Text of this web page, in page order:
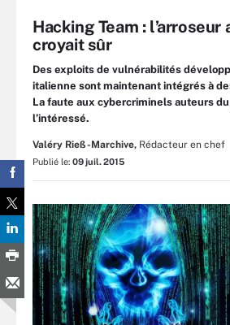
Hacking Team : l’arroseur
croyait sûr
Des exploits de vulnérabilités
italienne sont maintenant intégrés à
La faute aux cybercriminels auteurs
l’intéressé.
Valéry Rieß-Marchive, Rédacteur en chef
Publié le: 09 juil. 2015